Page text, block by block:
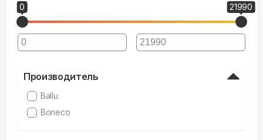
0 21990
Производитель
Ballu
Boneco